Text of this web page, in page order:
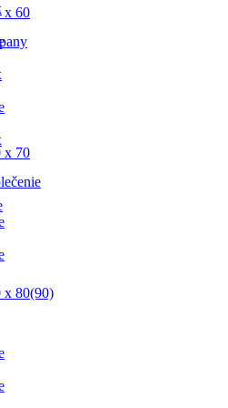
x 60
x 70
x 80(90)